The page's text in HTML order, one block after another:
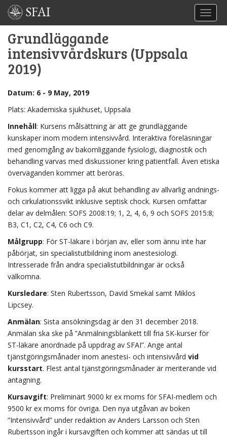
SFAI
Grundläggande
intensivvårdskurs (Uppsala
2019)
Datum: 6 - 9 May, 2019
Plats: Akademiska sjukhuset, Uppsala
Innehåll: Kursens målsättning är att ge grundläggande
kunskaper inom modern intensivvård. Interaktiva föreläsningar
med genomgång av bakomliggande fysiologi, diagnostik och
behandling varvas med diskussioner kring patientfall. Även etiska
överväganden kommer att beröras.
Fokus kommer att ligga på akut behandling av allvarlig andnings-
och cirkulationssvikt inklusive septisk chock. Kursen omfattar
delar av delmålen: SOFS 2008:19; 1, 2, 4, 6, 9 och SOFS 2015:8;
B3, C1, C2, C4, C6 och C9.
Målgrupp: För ST-läkare i början av, eller som ännu inte har
påbörjat, sin specialistutbildning inom anestesiologi.
Intresserade från andra specialistutbildningar är också
välkomna.
Kursledare: Sten Rubertsson, David Smekal samt Miklos
Lipcsey.
Anmälan: Sista ansökningsdag är den 31 december 2018.
Anmälan ska ske på ”Anmälningsblankett till fria SK-kurser för
ST-läkare anordnade på uppdrag av SFAI”. Ange antal
tjänstgöringsmånader inom anestesi- och intensivvård vid
kursstart. Flest antal tjänstgöringsmånader är meriterande vid
antagning.
Kursavgift: Preliminärt 9000 kr ex moms för SFAI-medlem och
9500 kr ex moms för övriga. Den nya utgåvan av boken
”Intensivvård” under redaktion av Anders Larsson och Sten
Rubertsson ingår i kursavgiften och kommer att sändas ut till